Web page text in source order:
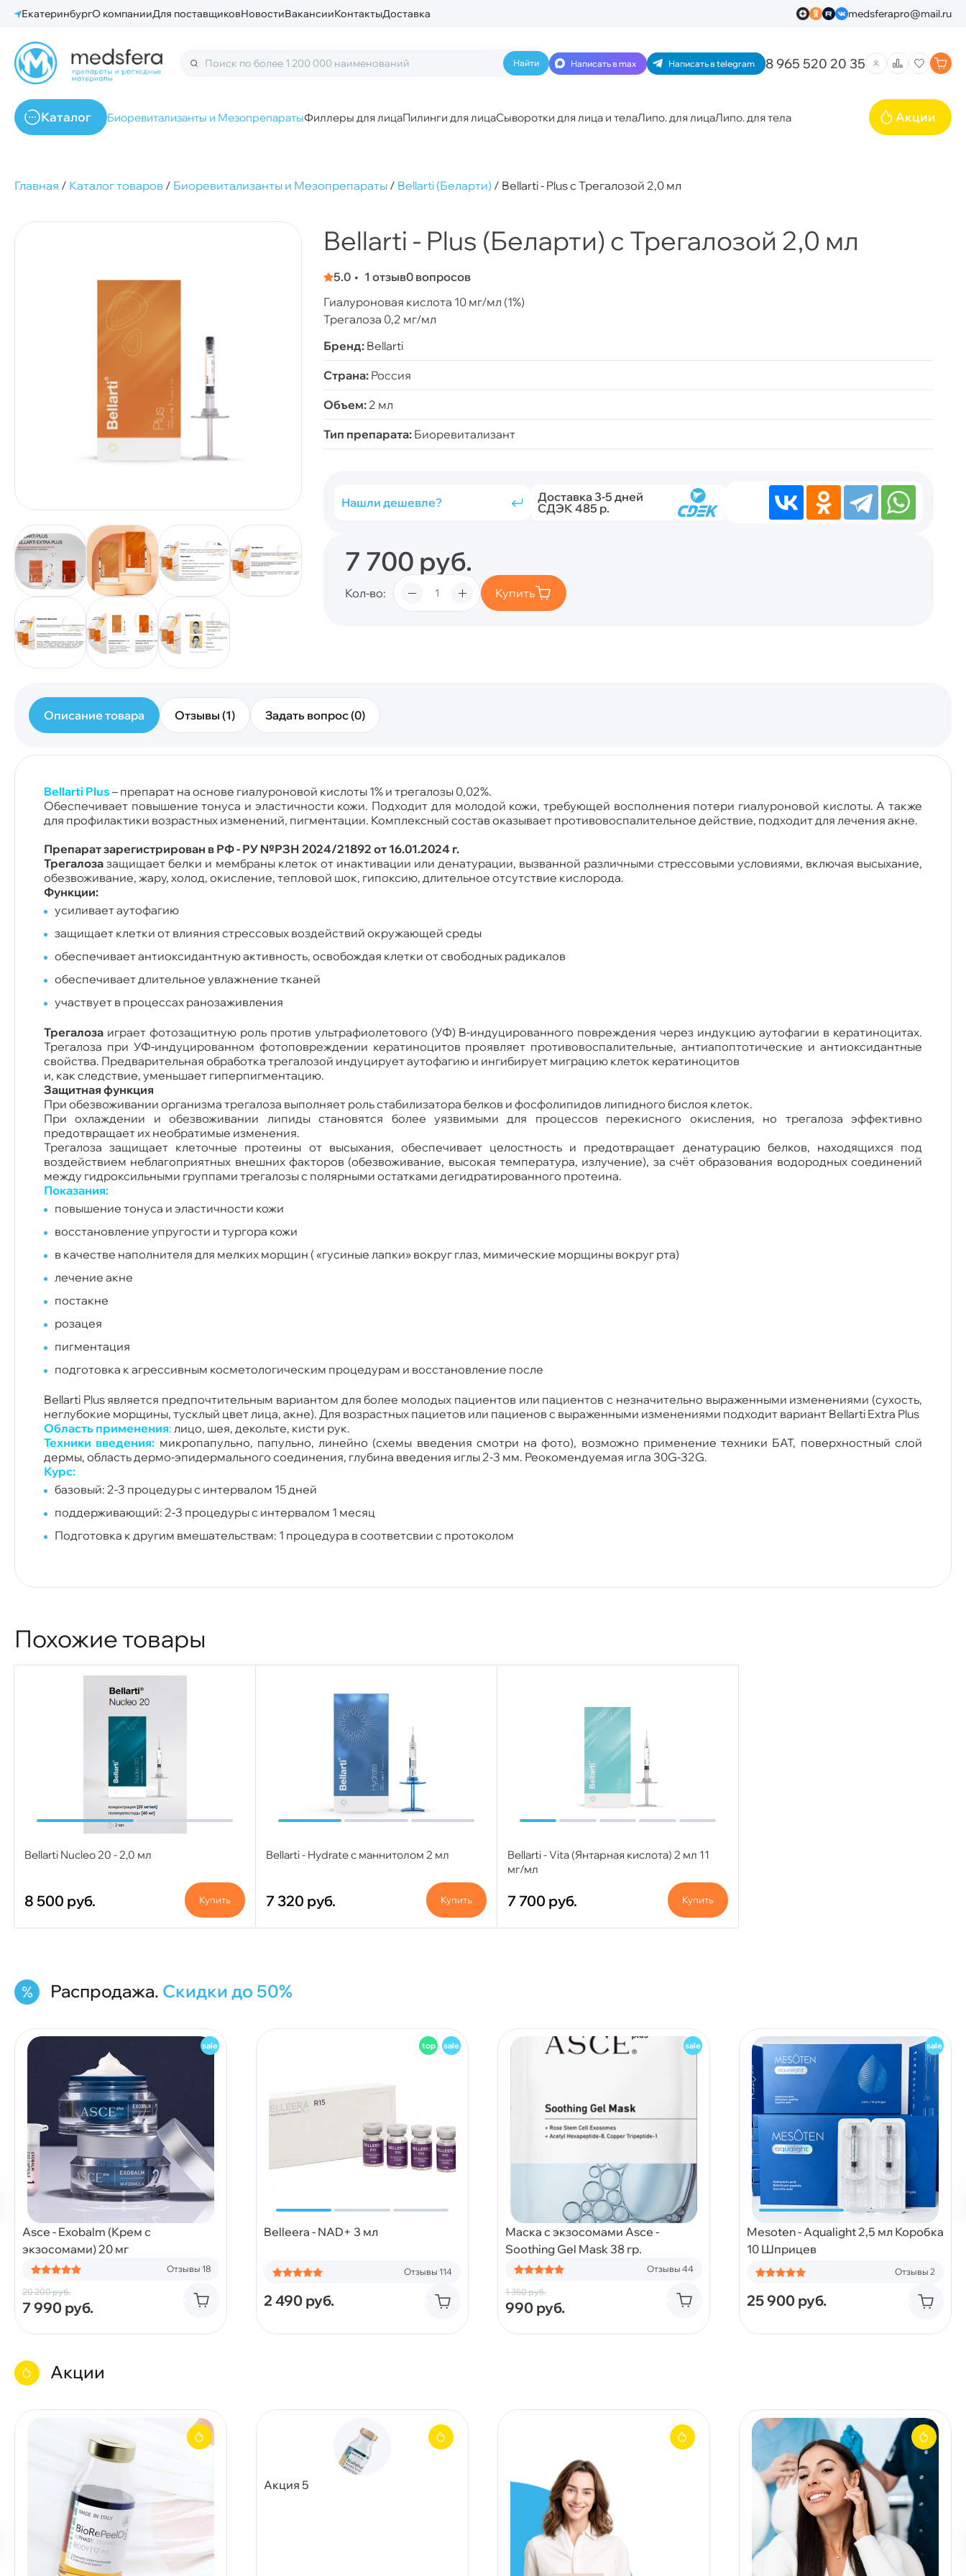
ЕкатеринбургО компанииДля поставщиковНовостиВакансииКонтактыДоставка medsferapro@mail.ru
Написать в max Написать в telegram 8 965 520 20 35
Каталог Биоревитализанты и МезопрепаратыФиллеры для лицаПилинги для лицаСыворотки для лица и телаЛипо. для лицаЛипо. для тела Акции
Главная / Каталог товаров / Биоревитализанты и Мезопрепараты / Bellarti (Беларти) / Bellarti - Plus с Трегалозой 2,0 мл
Bellarti - Plus (Беларти) с Трегалозой 2,0 мл
5.0 1 отзыв0 вопросов
Гиалуроновая кислота 10 мг/мл (1%)
Трегалоза 0,2 мг/мл
Бренд: Bellarti
Страна: Россия
Объем: 2 мл
Тип препарата: Биоревитализант
Нашли дешевле?
Доставка 3-5 дней
СДЭК 485 р.
7 700 руб.
Кол-во Купить
Описание товара Отзывы (1) Задать вопрос (0)
Bellarti Plus – препарат на основе гиалуроновой кислоты 1% и трегалозы 0,02%.
Обеспечивает повышение тонуса и эластичности кожи. Подходит для молодой кожи, требующей восполнения потери гиалуроновой кислоты. А также
для профилактики возрастных изменений, пигментации. Комплексный состав оказывает противовоспалительное действие, подходит для лечения акне.
Препарат зарегистрирован в РФ - РУ №РЗН 2024/21892 от 16.01.2024 г.
Трегалоза защищает белки и мембраны клеток от инактивации или денатурации, вызванной различными стрессовыми условиями, включая высыхание,
обезвоживание, жару, холод, окисление, тепловой шок, гипоксию, длительное отсутствие кислорода.
Функции:
усиливает аутофагию
защищает клетки от влияния стрессовых воздействий окружающей среды
обеспечивает антиоксидантную активность, освобождая клетки от свободных радикалов
обеспечивает длительное увлажнение тканей
участвует в процессах ранозаживления
Трегалоза играет фотозащитную роль против ультрафиолетового (УФ) B-индуцированного повреждения через индукцию аутофагии в кератиноцитах.
Трегалоза при УФ-индуцированном фотоповреждении кератиноцитов проявляет противовоспалительные, антиапоптотические и антиоксидантные
свойства. Предварительная обработка трегалозой индуцирует аутофагию и ингибирует миграцию клеток кератиноцитов
и, как следствие, уменьшает гиперпигментацию.
Защитная функция
При обезвоживании организма трегалоза выполняет роль стабилизатора белков и фосфолипидов липидного бислоя клеток.
При охлаждении и обезвоживании липиды становятся более уязвимыми для процессов перекисного окисления, но трегалоза эффективно
предотвращает их необратимые изменения.
Трегалоза защищает клеточные протеины от высыхания, обеспечивает целостность и предотвращает денатурацию белков, находящихся под
воздействием неблагоприятных внешних факторов (обезвоживание, высокая температура, излучение), за счёт образования водородных соединений
между гидроксильными группами трегалозы с полярными остатками дегидратированного протеина.
Показания:
повышение тонуса и эластичности кожи
восстановление упругости и тургора кожи
в качестве наполнителя для мелких морщин ( «гусиные лапки» вокруг глаз, мимические морщины вокруг рта)
лечение акне
постакне
розацея
пигментация
подготовка к агрессивным косметологическим процедурам и восстановление после
Bellarti Plus является предпочтительным вариантом для более молодых пациентов или пациентов с незначительно выраженными изменениями (сухость,
неглубокие морщины, тусклый цвет лица, акне). Для возрастных пациетов или пациенов с выраженными изменениями подходит вариант Bellarti Extra Plus
Область применения: лицо, шея, декольте, кисти рук.
Техники введения: микропапульно, папульно, линейно (схемы введения смотри на фото), возможно применение техники БАТ, поверхностный слой
дермы, область дермо-эпидермального соединения, глубина введения иглы 2-3 мм. Реокомендуемая игла 30G-32G.
Курс:
базовый: 2-3 процедуры с интервалом 15 дней
поддерживающий: 2-3 процедуры с интервалом 1 месяц
Подготовка к другим вмешательствам: 1 процедура в соответсвии с протоколом
Похожие товары
Bellarti Nucleo 20 - 2,0 мл
8 500 руб. Купить
Bellarti - Hydrate с маннитолом 2 мл
7 320 руб. Купить
Bellarti - Vita (Янтарная кислота) 2 мл 11
мг/мл
7 700 руб. Купить
Распродажа. Скидки до 50%
Asce - Exobalm (Крем с
экзосомами) 20 мг
Отзывы 18
20 200руб.
7 990 руб. Купить
Belleera - NAD+ 3 мл
Отзывы 114
2 490 руб. Купить
Маска с экзосомами Asce -
Soothing Gel Mask 38 гр.
Отзывы 44
1 350руб.
990 руб. Купить
Mesoten - Aqualight 2,5 мл Коробка
10 Шприцев
Отзывы 2
25 900 руб. Купить
Акции
Акция 5